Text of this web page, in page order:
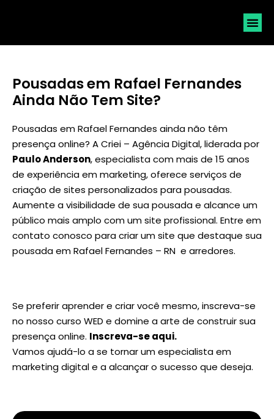
Pousadas em Rafael Fernandes
Ainda Não Tem Site?
Pousadas em Rafael Fernandes ainda não têm
presença online? A Criei – Agência Digital, liderada por
Paulo Anderson, especialista com mais de 15 anos
de experiência em marketing, oferece serviços de
criação de sites personalizados para pousadas.
Aumente a visibilidade de sua pousada e alcance um
público mais amplo com um site profissional. Entre em
contato conosco para criar um site que destaque sua
pousada em Rafael Fernandes – RN e arredores.
Se preferir aprender e criar você mesmo, inscreva-se
no nosso curso WED e domine a arte de construir sua
presença online. Inscreva-se aqui.
Vamos ajudá-lo a se tornar um especialista em
marketing digital e a alcançar o sucesso que deseja.